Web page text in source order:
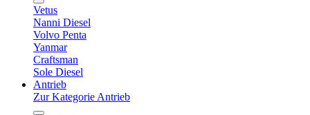
Vetus
Nanni Diesel
Volvo Penta
Yanmar
Craftsman
Sole Diesel
Antrieb
Zur Kategorie Antrieb